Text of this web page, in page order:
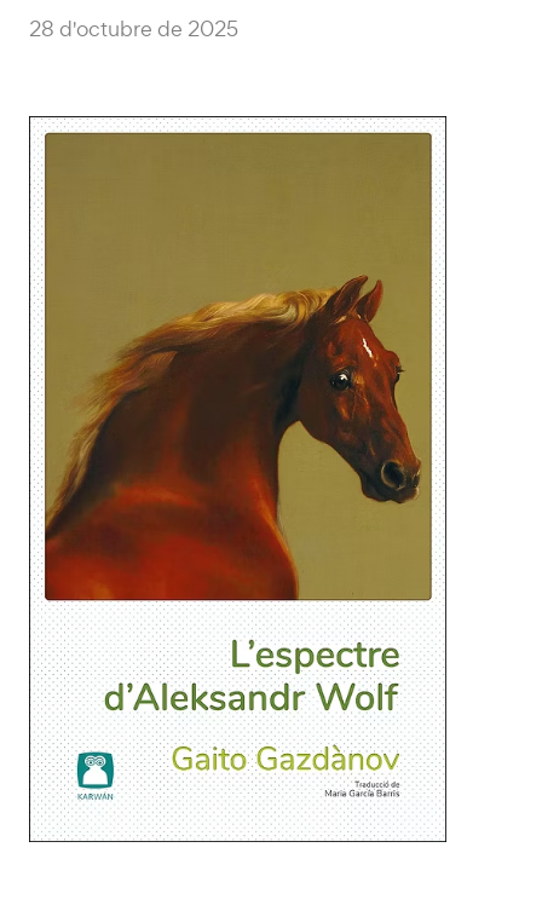
28 d'octubre de 2025